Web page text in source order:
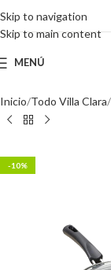
Skip to navigation
Skip to main content
MENÚ
Inicio Todo Villa Clara
-10%